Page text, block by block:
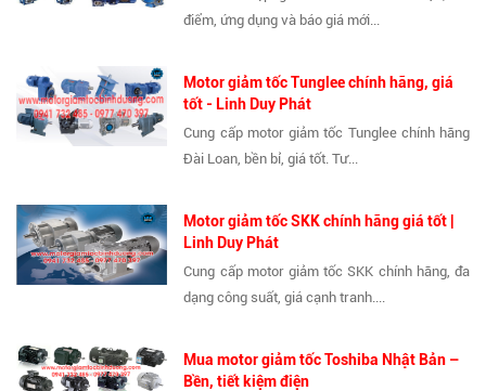
điểm, ứng dụng và báo giá mới...
Motor giảm tốc Tunglee chính hãng, giá
tốt - Linh Duy Phát
Cung cấp motor giảm tốc Tunglee chính hãng
Đài Loan, bền bỉ, giá tốt. Tư...
Motor giảm tốc SKK chính hãng giá tốt |
Linh Duy Phát
Cung cấp motor giảm tốc SKK chính hãng, đa
dạng công suất, giá cạnh tranh....
Mua motor giảm tốc Toshiba Nhật Bản –
Bền, tiết kiệm điện